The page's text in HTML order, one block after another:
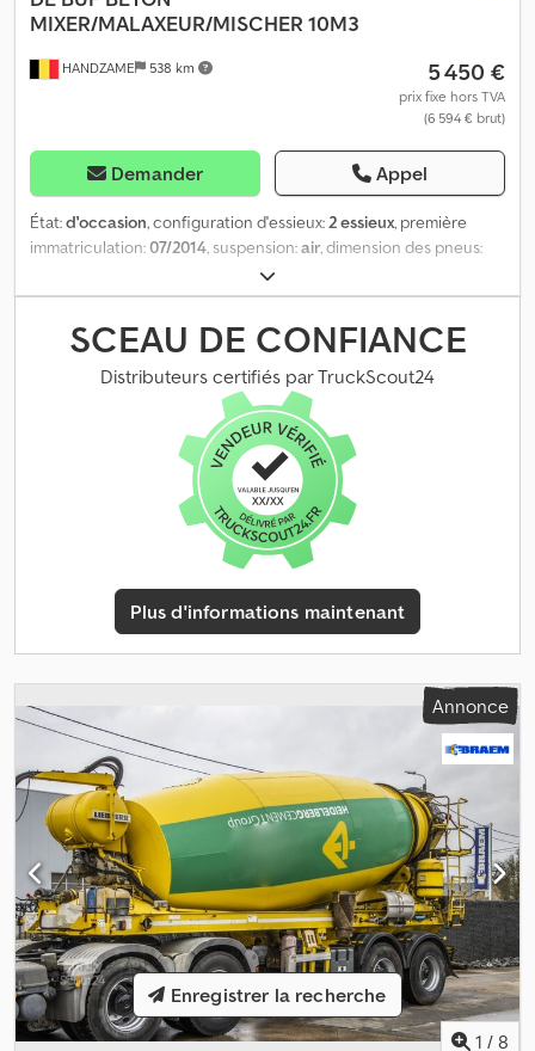
HANDZAME 538 km
MIXER/MALAXEUR/MISCHER 10M3
5 450 €
prix fixe hors TVA
(6 594 € brut)
Demander Appel
État:d'occasion, configuration d'essieux:2 essieux, première
immatriculation:07/2014, suspension:air, dimension des pneus:
1 330 mm
2014, Matériau utilisable : béton Dimension des pneus :
425/65R22,5 Suspension : suspension pneumatique Crsdpfouc
Eixex Akcef Transmission : à roues Poids à vide : 7 120 kg Charge
utile : 28 880 kg PTAC : 36 000 kg
SCEAU DE CONFIANCE
Distributeurs certifiés par TruckScout24
Plus d'informations maintenant
Annonce
1 / 8
Enregistrer la recherche